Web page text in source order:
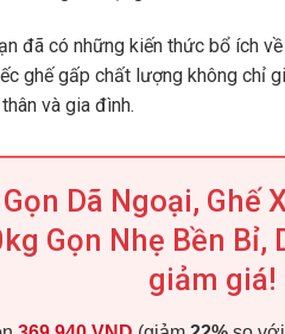
đã có những kiến thức bổ ích
ghế gấp chất lượng không chỉ
và gia đình.
Gọn Dã Ngoại, Ghế
Gọn Nhẹ Bền Bỉ,
giảm giá!